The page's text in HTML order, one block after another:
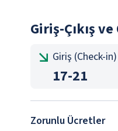
Giriş-Çıkış
Giriş (Check-in)
17-21
Zorunlu Ücretler